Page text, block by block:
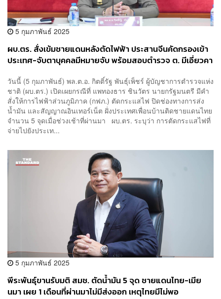
5 กุมภาพันธ์ 2025
ผบ.ตร. สั่งเข้มชายแดนหลังตัดไฟฟ้า ประสานจีนคัดกรองเข้า
ประเทศ-จับตาบุคคลมีหมายจับ พร้อมสอบตำรวจ ต. มีเอี่ยวคา
วันนี้ (5 กุมภาพันธ์) พล.ต.อ. กิตติ์รัฐ พันธุ์เพ็ชร์ ผู้บัญชาการตำรวจแห่ง
ชาติ (ผบ.ตร.) เปิดเผยกรณีที่ แพทองธาร ชินวัตร นายกรัฐมนตรี มีคำ
สั่งให้การไฟฟ้าส่วนภูมิภาค (กฟภ.) ตัดกระแสไฟ ปิดช่องทางการส่ง
น้ำมัน และสัญญาณอินเทอร์เน็ต ฝั่งประเทศเพื่อนบ้านติดชายแดนไทย
จำนวน 5 จุดเมื่อช่วงเช้าที่ผ่านมา ผบ.ตร. ระบุว่า การตัดกระแสไฟที่
จ่ายไปยังประเท...
5 กุมภาพันธ์ 2025
พีระพันธุ์ขานรับมติ สมช. ตัดน้ำมัน 5 จุด ชายแดนไทย-เมีย
นมา เผย 1 เดือนที่ผ่านมาไม่มีส่งออก เหตุไทยมีไม่พอ